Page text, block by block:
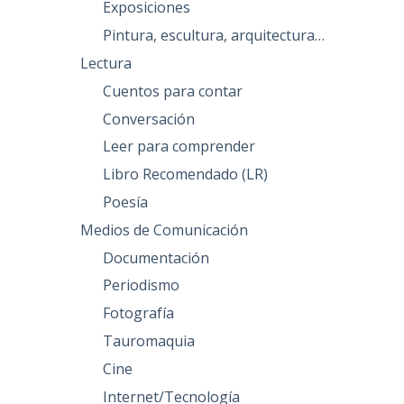
Exposiciones
Pintura, escultura, arquitectura…
Lectura
Cuentos para contar
Conversación
Leer para comprender
Libro Recomendado (LR)
Poesía
Medios de Comunicación
Documentación
Periodismo
Fotografía
Tauromaquia
Cine
Internet/Tecnología